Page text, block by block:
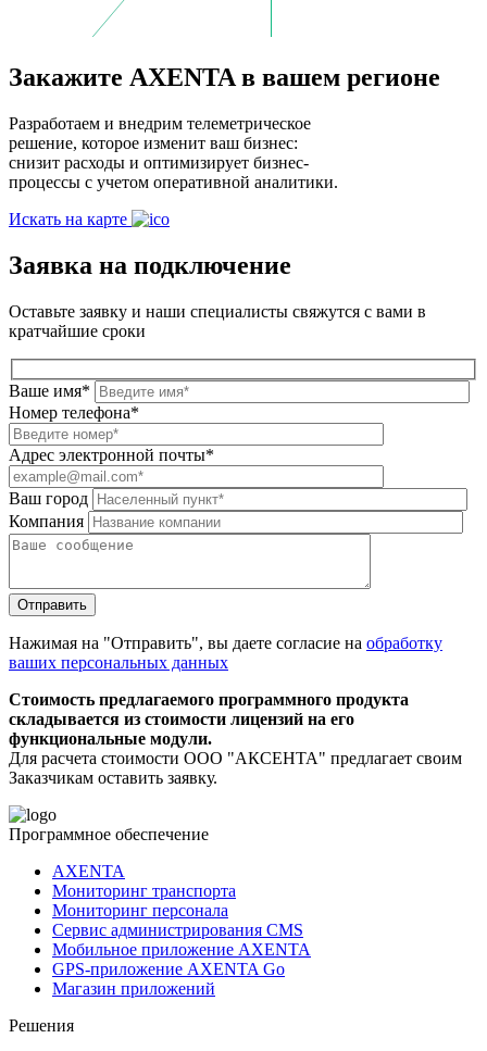
Закажите AXENTA в вашем регионе
Разработаем и внедрим телеметрическое
решение, которое изменит ваш бизнес:
снизит расходы и оптимизирует бизнес-
процессы с учетом оперативной аналитики.
Искать на карте
Заявка на подключение
Оставьте заявку и наши специалисты свяжутся с вами в
кратчайшие сроки
Ваше имя*
Номер телефона*
Адрес электронной почты*
Ваш город
Компания
Нажимая на "Отправить", вы даете согласие на обработку
ваших персональных данных
Стоимость предлагаемого программного продукта
складывается из стоимости лицензий на его
функциональные модули.
Для расчета стоимости ООО "АКСЕНТА" предлагает своим
Заказчикам оставить заявку.
Программное обеспечение
AXENTA
Мониторинг транспорта
Мониторинг персонала
Сервис администрирования CMS
Мобильное приложение AXENTA
GPS-приложение AXENTA Go
Магазин приложений
Решения